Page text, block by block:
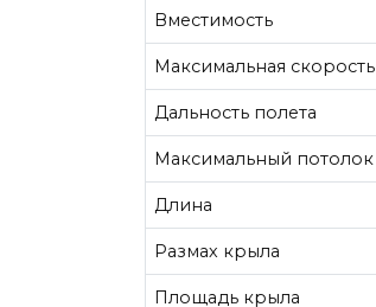
Вместимость
Максимальная скорость
Дальность полета
Максимальный потолок
Длина
Размах крыла
Площадь крыла